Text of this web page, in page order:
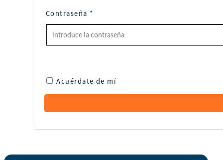
Contraseña *
Acuérdate de mí